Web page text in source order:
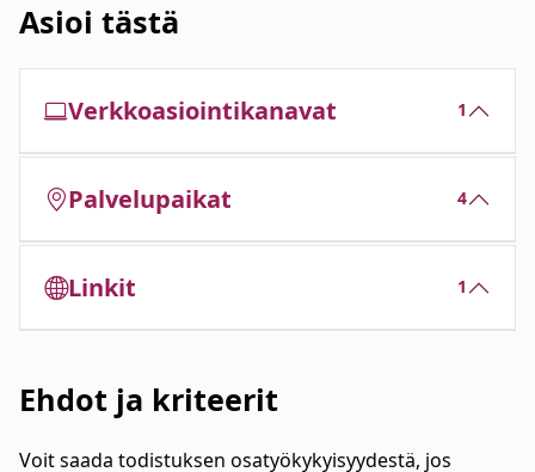
Asioi tästä
Verkkoasiointikanavat 1
Palvelupaikat 4
Linkit 1
Ehdot ja kriteerit
Voit saada todistuksen osatyökykyisyydestä, jos